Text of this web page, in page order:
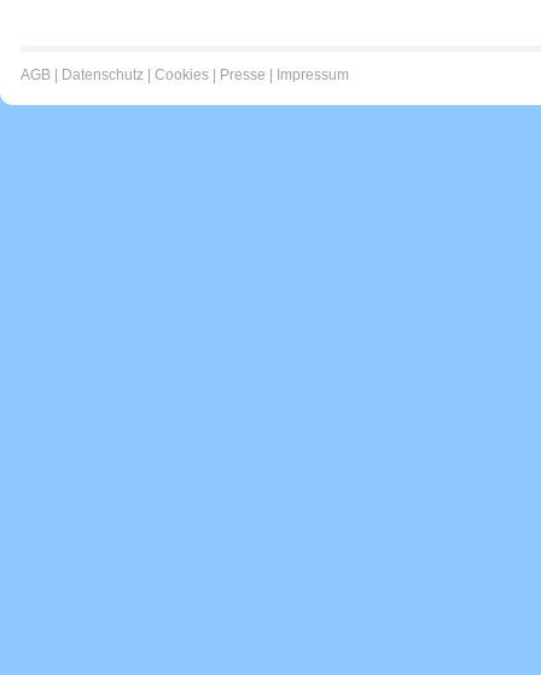
AGB Datenschutz Cookies Presse Impressum